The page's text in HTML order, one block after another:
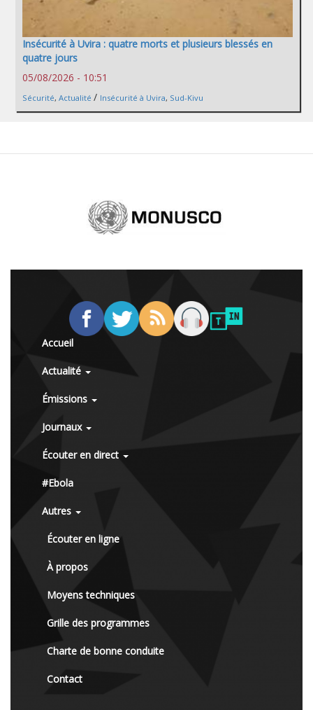
Insécurité à Uvira : quatre morts et plusieurs blessés en
quatre jours
05/08/2026 - 10:51
Sécurité, Actualité / Insécurité à Uvira, Sud-Kivu
Accueil
Actualité
Émissions
Journaux
Écouter en direct
#Ebola
Autres
Écouter en ligne
À propos
Moyens techniques
Grille des programmes
Charte de bonne conduite
Contact